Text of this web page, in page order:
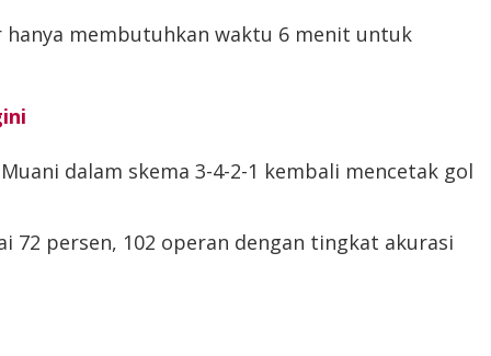
hanya membutuhkan waktu 6 menit untuk
dalam skema 3-4-2-1 kembali mencetak gol
72 persen, 102 operan dengan tingkat akurasi